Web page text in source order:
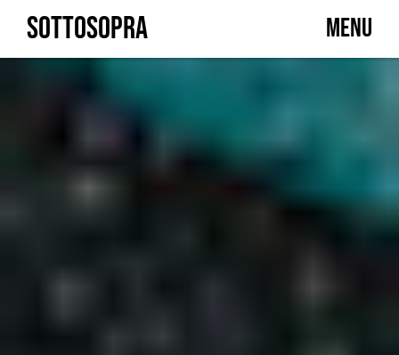
Skip
content
SOTTOSOPRA MENU